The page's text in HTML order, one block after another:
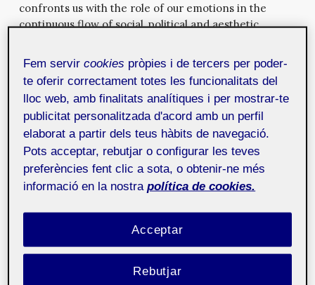
confronts us with the role of our emotions in the
continuous flow of social, political and aesthetic
IA, mi amor. Sobre la subjetividad de
las máquinas y la experiencia
artística 5 de maig de 2025
Cuando Rosalind Picard acuñó el término cómputo
afectivo en los años noventa, no pudo prever hasta
qué punto la cuantificación de las emociones
transformaría el diseño de interfaces digitales. Hoy, la
subjetividad maquinal media nuestras interacciones
tecnológicas, incluidas las experiencias artísticas, y nos
confronta con el papel de nuestras emociones ante el
flujo constante de información social, política y
Fem servircookies pròpies i de tercers per poder-
te oferir correctament totes les funcionalitats del
lloc web, amb finalitats analítiques i per mostrar-te
publicitat personalitzada d'acord amb un perfil
elaborat a partir dels teus hàbits de navegació.
Pots acceptar, rebutjar o configurar les teves
preferències fent clic a sota, o obtenir-ne més
informació en la nostra política de cookies.
Rebutjar
Acceptar